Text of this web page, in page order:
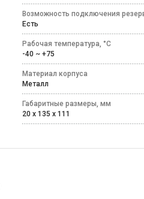
Возможность подключения
Есть
Рабочая температура, °C
-40 ~ +75
Материал корпуса
Металл
Габаритные размеры, мм
20 x 135 x 111